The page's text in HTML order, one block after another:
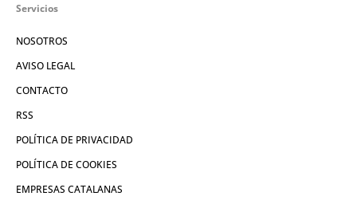
Servicios
NOSOTROS
AVISO LEGAL
CONTACTO
RSS
POLÍTICA DE PRIVACIDAD
POLÍTICA DE COOKIES
EMPRESAS CATALANAS